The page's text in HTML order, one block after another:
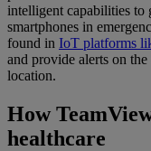
intelligent capabilities to
smartphones in
found in IoT platforms
and provide alerts on
location.
How
healthcare